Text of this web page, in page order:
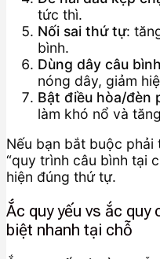
tức thì.
Nối sai thứ tự:
bình.
Dùng dây câu
nóng dây, giảm
Bật điều hòa/đèn
làm khó nổ và
Nếu bạn bắt buộc phải
“quy trình câu bình tại
hiện đúng thứ tự.
Ắc quy yếu vs ắc quy
biệt nhanh tại chỗ